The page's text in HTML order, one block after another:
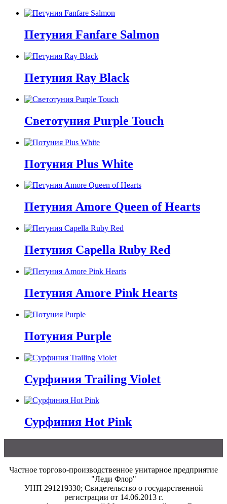
Петуния Fanfare Salmon
Петуния Ray Black
Светотуния Purple Touch
Потуния Plus White
Петуния Amore Queen of Hearts
Петуния Capella Ruby Red
Петуния Amore Pink Hearts
Потуния Purple
Сурфиния Trailing Violet
Сурфиния Hot Pink
Частное торгово-производственное унитарное предприятие
"Леди Флор"
УНП 291219330; Свидетельство о государственной
регистрации от 14.06.2013 г.